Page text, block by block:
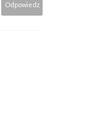
Odpowiedz